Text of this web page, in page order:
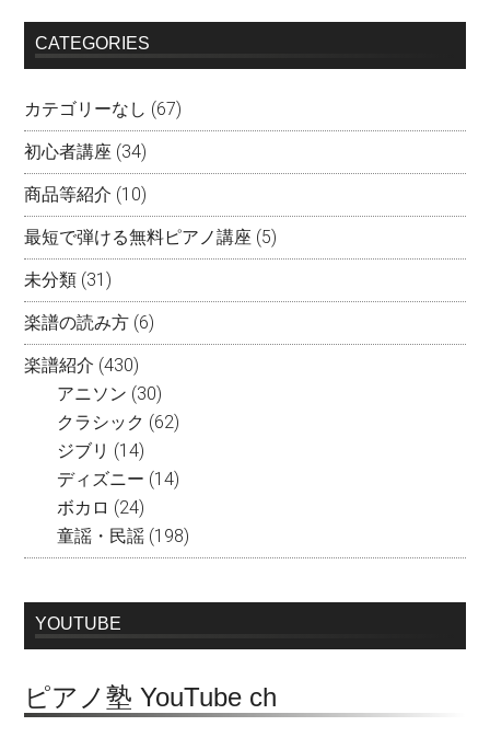
CATEGORIES
カテゴリーなし (67)
初心者講座 (34)
商品等紹介 (10)
最短で弾ける無料ピアノ講座 (5)
未分類 (31)
楽譜の読み方 (6)
楽譜紹介 (430)
アニソン (30)
クラシック (62)
ジブリ (14)
ディズニー (14)
ボカロ (24)
童謡・民謡 (198)
YOUTUBE
ピアノ塾 YouTube ch